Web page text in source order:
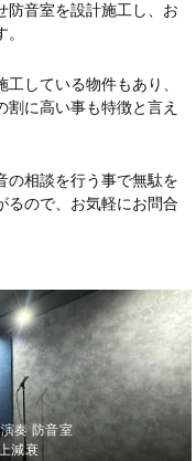
防音室を設計施工し、お
している物件もあり、
に高い事も特徴と言え
の相談を行う事で無駄を
るので、お気軽にお問合
奏 防音室
減衰